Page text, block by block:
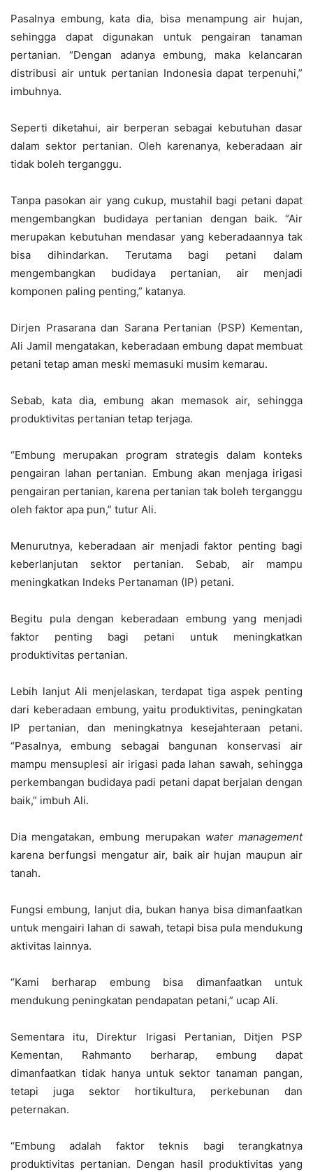
Pasalnya embung, kata dia, bisa menampung air hujan,
sehingga dapat digunakan untuk pengairan tanaman
pertanian. “Dengan adanya embung, maka kelancaran
distribusi air untuk pertanian Indonesia dapat terpenuhi,”
imbuhnya.
Seperti diketahui, air berperan sebagai kebutuhan dasar
dalam sektor pertanian. Oleh karenanya, keberadaan air
tidak boleh terganggu.
Tanpa pasokan air yang cukup, mustahil bagi petani dapat
mengembangkan budidaya pertanian dengan baik. “Air
merupakan kebutuhan mendasar yang keberadaannya tak
bisa dihindarkan. Terutama bagi petani dalam
mengembangkan budidaya pertanian, air menjadi
komponen paling penting,” katanya.
Dirjen Prasarana dan Sarana Pertanian (PSP) Kementan,
Ali Jamil mengatakan, keberadaan embung dapat membuat
petani tetap aman meski memasuki musim kemarau.
Sebab, kata dia, embung akan memasok air, sehingga
produktivitas pertanian tetap terjaga.
“Embung merupakan program strategis dalam konteks
pengairan lahan pertanian. Embung akan menjaga irigasi
pengairan pertanian, karena pertanian tak boleh terganggu
oleh faktor apa pun,” tutur Ali.
Menurutnya, keberadaan air menjadi faktor penting bagi
keberlanjutan sektor pertanian. Sebab, air mampu
meningkatkan Indeks Pertanaman (IP) petani.
Begitu pula dengan keberadaan embung yang menjadi
faktor penting bagi petani untuk meningkatkan
produktivitas pertanian.
Lebih lanjut Ali menjelaskan, terdapat tiga aspek penting
dari keberadaan embung, yaitu produktivitas, peningkatan
IP pertanian, dan meningkatnya kesejahteraan petani.
“Pasalnya, embung sebagai bangunan konservasi air
mampu mensuplesi air irigasi pada lahan sawah, sehingga
perkembangan budidaya padi petani dapat berjalan dengan
baik,” imbuh Ali.
Dia mengatakan, embung merupakan water management
karena berfungsi mengatur air, baik air hujan maupun air
tanah.
Fungsi embung, lanjut dia, bukan hanya bisa dimanfaatkan
untuk mengairi lahan di sawah, tetapi bisa pula mendukung
aktivitas lainnya.
“Kami berharap embung bisa dimanfaatkan untuk
mendukung peningkatan pendapatan petani,” ucap Ali.
Sementara itu, Direktur Irigasi Pertanian, Ditjen PSP
Kementan, Rahmanto berharap, embung dapat
dimanfaatkan tidak hanya untuk sektor tanaman pangan,
tetapi juga sektor hortikultura, perkebunan dan
peternakan.
“Embung adalah faktor teknis bagi terangkatnya
produktivitas pertanian. Dengan hasil produktivitas yang